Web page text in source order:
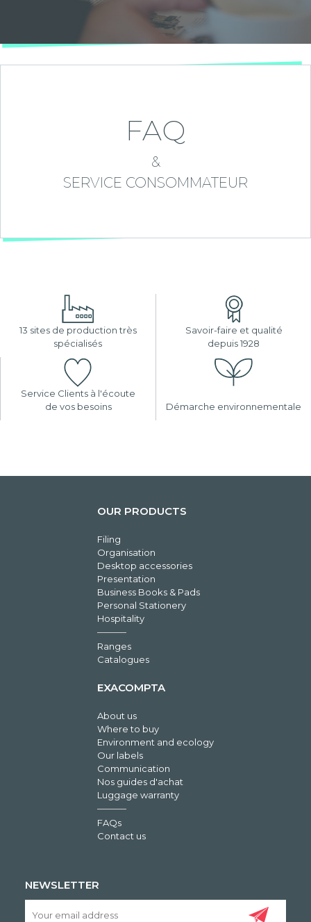
FAQ
&
SERVICE CONSOMMATEUR
13 sites de production très
spécialisés
Savoir-faire et qualité
depuis 1928
Service Clients à l'écoute
de vos besoins
Démarche environnementale
OUR PRODUCTS
Filing
Organisation
Desktop accessories
Presentation
Business Books & Pads
Personal Stationery
Hospitality
Ranges
Catalogues
EXACOMPTA
About us
Where to buy
Environment and ecology
Our labels
Communication
Nos guides d'achat
Luggage warranty
FAQs
Contact us
NEWSLETTER